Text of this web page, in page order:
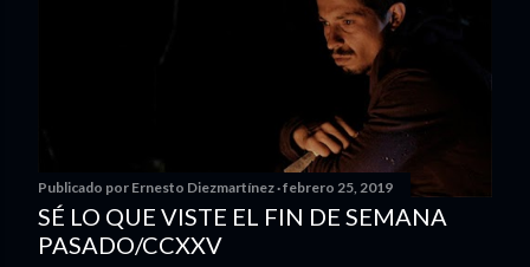
Publicado por Ernesto Diezmartínez febrero 25, 2019
SÉ LO QUE VISTE EL FIN DE SEMANA
PASADO/CCXXV